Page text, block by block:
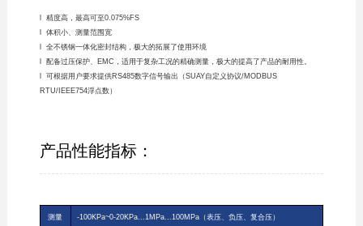
l 精度高，最高可至0.075%FS
l 体积小、测量范围宽
l 全不锈钢一体化密封结构，极大的拓展了使用环境
l 配备过压保护、EMC，适用于复杂工况的精确测量，极大的提高了产品的耐用性。
l 可根据用户要求提供RS485数字信号输出（SUAY自定义协议/MODBUS
RTU/IEEE754浮点数）
产品性能指标：
测量 -100KPa~0-20KPa...1MPa...100MPa（表压、负压、复合压）